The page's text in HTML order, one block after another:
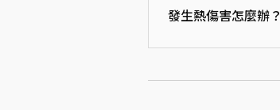
發生熱傷害怎麼辦？